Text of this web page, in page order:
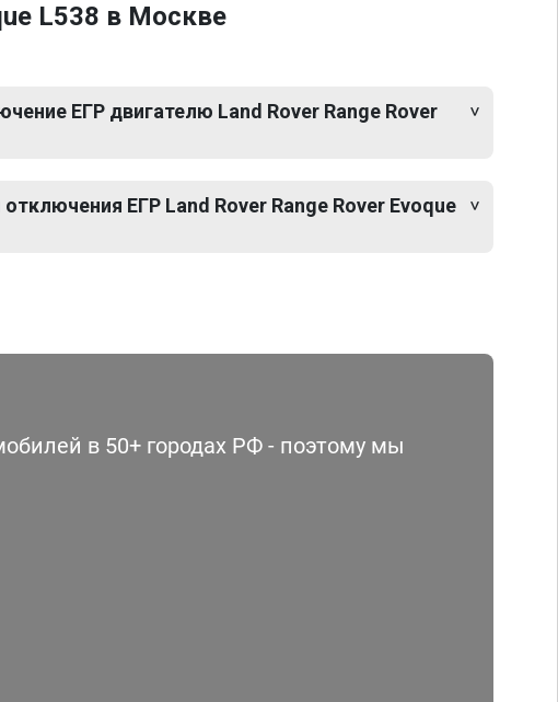
L538 в Москве
ЕГР двигателю Land Rover Range Rover
ЕГР Land Rover Range Rover Evoque
в 50+ городах РФ - поэтому мы